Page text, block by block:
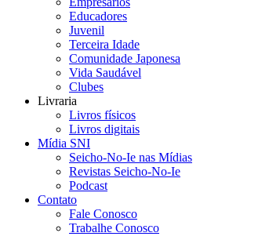
Educadores
Juvenil
Terceira Idade
Comunidade Japonesa
Vida Saudável
Clubes
Livraria
Livros físicos
Livros digitais
Mídia SNI
Seicho-No-Ie nas Mídias
Revistas Seicho-No-Ie
Podcast
Contato
Fale Conosco
Trabalhe Conosco